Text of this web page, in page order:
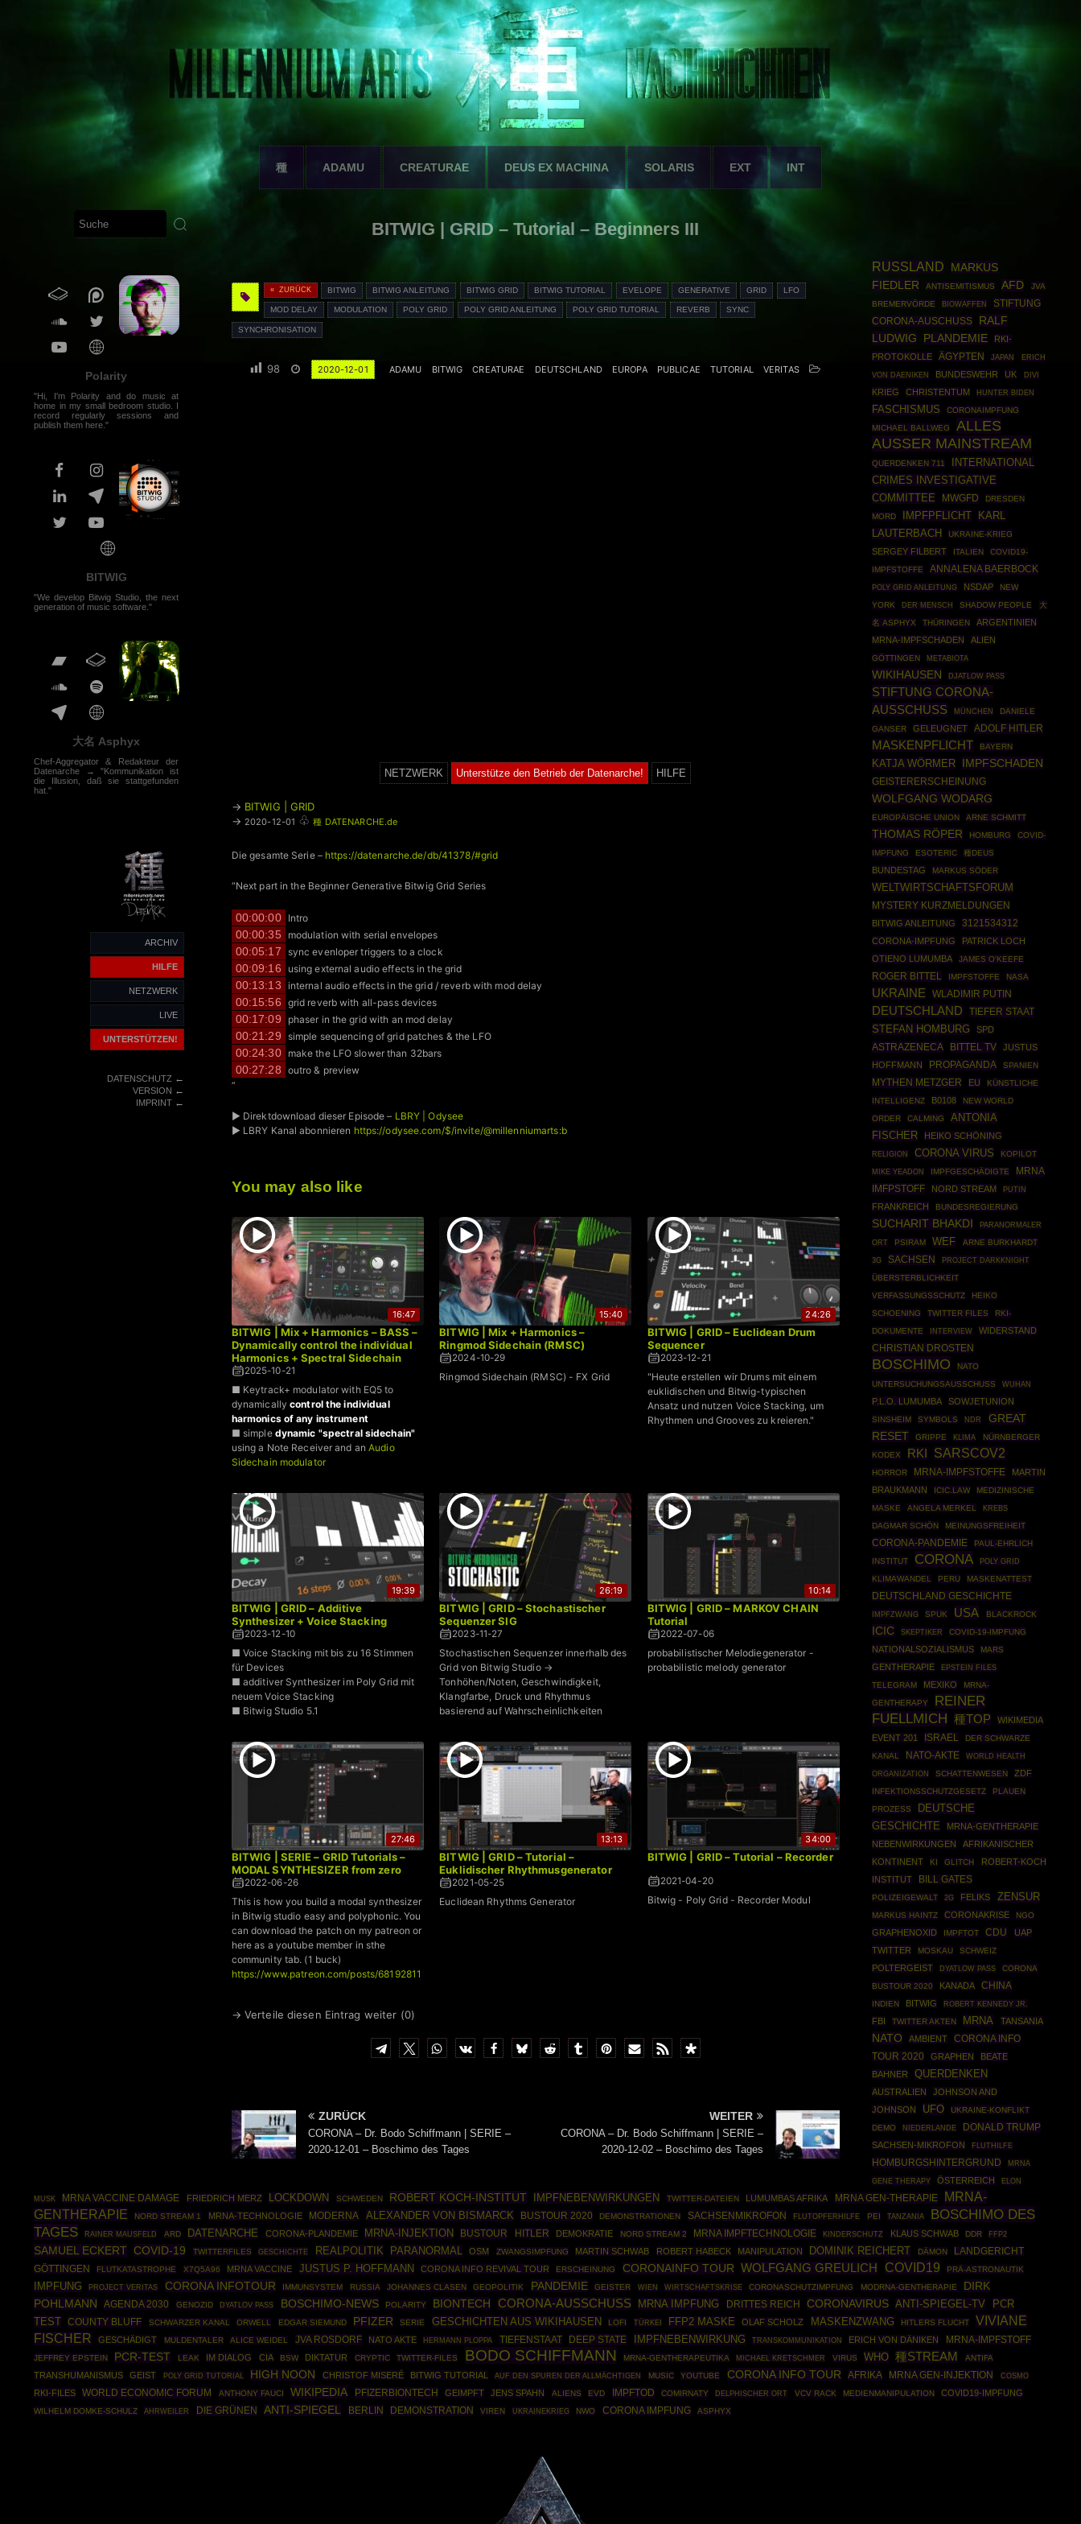
種 ADAMU CREATURAE DEUS EX MACHINA SOLARIS EXT INT
Polarity
"Hi, I'm Polarity and do music at
home in my small bedroom studio. I
record regularly sessions and
publish them here."
BITWIG
"We develop Bitwig Studio, the next
generation of music software."
大名 Asphyx
Chef-Aggregator & Redakteur der
Datenarche → "Kommunikation ist
die Illusion, daß sie stattgefunden
hat."
ARCHIV
HILFE
NETZWERK
LIVE
UNTERSTÜTZEN!
DATENSCHUTZ←
VERSION ←
IMPRINT←
BITWIG | GRID – Tutorial – Beginners III
« ZURÜCK BITWIG BITWIG ANLEITUNG BITWIG GRID BITWIG TUTORIAL EVELOPE GENERATIVE GRID LFO
MOD DELAY MODULATION POLY GRID POLY GRID ANLEITUNG POLY GRID TUTORIAL REVERB SYNC
SYNCHRONISATION
98 2020-12-01 ADAMU BITWIG CREATURAE DEUTSCHLAND EUROPA PUBLICAE TUTORIAL VERITAS
NETZWERK Unterstütze den Betrieb der Datenarche! HILFE
→ BITWIG | GRID
→ 2020-12-01 ♧ 種 DATENARCHE.de
Die gesamte Serie – https://datenarche.de/db/41378/#grid
“Next part in the Beginner Generative Bitwig Grid Series
00:00:00 Intro
00:00:35 modulation with serial envelopes
00:05:17 sync evenloper triggers to a clock
00:09:16 using external audio effects in the grid
00:13:13 internal audio effects in the grid / reverb with mod delay
00:15:56 grid reverb with all-pass devices
00:17:09 phaser in the grid with an mod delay
00:21:29 simple sequencing of grid patches & the LFO
00:24:30 make the LFO slower than 32bars
00:27:28 outro & preview
”
► Direktdownload dieser Episode – LBRY | Odysee
► LBRY Kanal abonnieren https://odysee.com/$/invite/@millenniumarts:b
You may also like
16:47
BITWIG | Mix + Harmonics – BASS –
Dynamically control the individual
Harmonics + Spectral Sidechain
2025-10-21
■ Keytrack+ modulator with EQ5 to
dynamicallycontrol the individual
harmonics of any instrument
■ simple dynamic "spectral sidechain"
using a Note Receiver and anAudio
Sidechain modulator
15:40
BITWIG | Mix + Harmonics –
Ringmod Sidechain (RMSC)
2024-10-29
Ringmod Sidechain (RMSC) - FX Grid
24:26
BITWIG | GRID – Euclidean Drum
Sequencer
2023-12-21
"Heute erstellen wir Drums mit einem
euklidischen und Bitwig-typischen
Ansatz und nutzen Voice Stacking, um
Rhythmen und Grooves zu kreieren."
19:39
BITWIG | GRID – Additive
Synthesizer + Voice Stacking
2023-12-10
■ Voice Stacking mit bis zu 16 Stimmen
für Devices
■ additiver Synthesizer im Poly Grid mit
neuem Voice Stacking
■ Bitwig Studio 5.1
26:19
BITWIG | GRID – Stochastischer
Sequenzer SIG
2023-11-27
Stochastischen Sequenzer innerhalb des
Grid von Bitwig Studio →
Tonhöhen/Noten, Geschwindigkeit,
Klangfarbe, Druck und Rhythmus
basierend auf Wahrscheinlichkeiten
10:14
BITWIG | GRID – MARKOV CHAIN
Tutorial
2022-07-06
probabilistischer Melodiegenerator -
probabilistic melody generator
27:46
BITWIG | SERIE – GRID Tutorials –
MODAL SYNTHESIZER from zero
2022-06-26
This is how you build a modal synthesizer
in Bitwig studio easy and polyphonic. You
can download the patch on my patreon or
here as a youtube member in sthe
community tab. (1 buck)
https://www.patreon.com/posts/68192811
13:13
BITWIG | GRID – Tutorial –
Euklidischer Rhythmusgenerator
2021-05-25
Euclidean Rhythms Generator
34:00
BITWIG | GRID – Tutorial – Recorder
2021-04-20
Bitwig - Poly Grid - Recorder Modul
→ Verteile diesen Eintrag weiter (0)
ZURÜCK
CORONA – Dr. Bodo Schiffmann | SERIE –
2020-12-01 – Boschimo des Tages
WEITER
CORONA – Dr. Bodo Schiffmann | SERIE –
2020-12-02 – Boschimo des Tages
RUSSLAND
MARKUS
FIEDLER
ANTISEMITISMUS AFD
JVA
BREMERVÖRDE
BIOWAFFEN
STIFTUNG
CORONA-AUSCHUSS
RALF
LUDWIG
PLANDEMIE
RKI-
PROTOKOLLE
ÄGYPTEN JAPAN ERICH
VON DAENIKEN BUNDESWEHR UK DIVI
KRIEG CHRISTENTUM HUNTER BIDEN
FASCHISMUS
CORONAIMPFUNG
MICHAEL BALLWEG
ALLES
AUSSER MAINSTREAM
QUERDENKEN 711
INTERNATIONAL
CRIMES INVESTIGATIVE
COMMITTEE
MWGFD
DRESDEN
MORD
IMPFPFLICHT
KARL
LAUTERBACH
UKRAINE-KRIEG
SERGEY FILBERT ITALIEN
COVID19-
IMPFSTOFFE
ANNALENA BAERBOCK
POLY GRID ANLEITUNG NSDAP
NEW
YORK
DER MENSCH SHADOW PEOPLE
大
名 ASPHYX
THÜRINGEN
ARGENTINIEN
MRNA-IMPFSCHADEN
ALIEN
GÖTTINGEN METABIOTA
WIKIHAUSEN DJATLOW PASS
STIFTUNG CORONA-
AUSSCHUSS
MÜNCHEN
DANIELE
GANSER
GELEUGNET ADOLF HITLER
MASKENPFLICHT BAYERN
KATJA WÖRMER IMPFSCHADEN
GEISTERERSCHEINUNG
WOLFGANG WODARG
EUROPÄISCHE UNION ARNE SCHMITT
THOMAS RÖPER HOMBURG
COVID-
IMPFUNG
ESOTERIC 種DEUS
BUNDESTAG MARKUS SÖDER
WELTWIRTSCHAFTSFORUM
MYSTERY KURZMELDUNGEN
BITWIG ANLEITUNG
3121534312
CORONA-IMPFUNG
PATRICK LOCH
OTIENO LUMUMBA
JAMES O'KEEFE
ROGER BITTEL IMPFSTOFFE NASA
UKRAINE WLADIMIR PUTIN
DEUTSCHLAND TIEFER STAAT
STEFAN HOMBURG SPD
ASTRAZENECA BITTEL TV
JUSTUS
HOFFMANN
PROPAGANDA SPANIEN
MYTHEN METZGER EU
KÜNSTLICHE
INTELLIGENZ
B0108
NEW WORLD
ORDER
CALMING
ANTONIA
FISCHER
HEIKO SCHÖNING
RELIGION CORONA VIRUS KOPILOT
MIKE YEADON IMPFGESCHÄDIGTE
MRNA
IMFPSTOFF
NORD STREAM PUTIN
FRANKREICH BUNDESREGIERUNG
SUCHARIT BHAKDI PARANORMALER
ORT PSIRAM WEF ARNE BURKHARDT
3G SACHSEN
PROJECT DARKKNIGHT
ÜBERSTERBLICHKEIT
VERFASSUNGSSCHUTZ
HEIKO
SCHOENING
TWITTER FILES
RKI-
DOKUMENTE
INTERVIEW WIDERSTAND
CHRISTIAN DROSTEN
BOSCHIMO
NATO
UNTERSUCHUNGSAUSSCHUSS
WUHAN
P.L.O. LUMUMBA SOWJETUNION
SINSHEIM SYMBOLS NDR
GREAT
RESET
GRIPPE KLIMA
NÜRNBERGER
KODEX
RKI SARSCOV2
HORROR MRNA-IMPFSTOFFE
MARTIN
BRAUKMANN
ICIC.LAW
MEDIZINISCHE
MASKE
ANGELA MERKEL KREBS
DAGMAR SCHÖN MEINUNGSFREIHEIT
CORONA-PANDEMIE
PAUL-EHRLICH
INSTITUT
CORONA
POLY GRID
KLIMAWANDEL
PERU MASKENATTEST
DEUTSCHLAND GESCHICHTE
IMPFZWANG SPUK USA BLACKROCK
ICIC SKEPTIKER COVID-19-IMPFUNG
NATIONALSOZIALISMUS MARS
GENTHERAPIE
EPSTEIN FILES
TELEGRAM
MEXIKO
MRNA-
GENTHERAPY
REINER
FUELLMICH 種TOP
WIKIMEDIA
EVENT 201
ISRAEL
DER SCHWARZE
KANAL
NATO-AKTE
WORLD HEALTH
ORGANIZATION
SCHATTENWESEN ZDF
INFEKTIONSSCHUTZGESETZ
PLAUEN
PROZESS
DEUTSCHE
GESCHICHTE
MRNA-GENTHERAPIE
NEBENWIRKUNGEN
AFRIKANISCHER
KONTINENT
KI GLITCH
ROBERT-KOCH
INSTITUT
BILL GATES
POLIZEIGEWALT 2G FELIKS ZENSUR
MARKUS HAINTZ CORONAKRISE NGO
GRAPHENOXID IMPFTOT CDU
UAP
TWITTER
MOSKAU SCHWEIZ
POLTERGEIST DYATLOW PASS
CORONA
BUSTOUR 2020
KANADA CHINA
INDIEN BITWIG ROBERT KENNEDY JR.
FBI TWITTER AKTEN MRNA TANSANIA
NATO AMBIENT
CORONA INFO
TOUR 2020
GRAPHEN
BEATE
BAHNER
QUERDENKEN
AUSTRALIEN
JOHNSON AND
JOHNSON
UFO
UKRAINE-KONFLIKT
DEMO
NIEDERLANDE DONALD TRUMP
SACHSEN-MIKROFON FLUTHILFE
HOMBURGSHINTERGRUND
MRNA
GENE THERAPY
ÖSTERREICH ELON
MUSK MRNA VACCINE DAMAGE FRIEDRICH MERZ LOCKDOWN SCHWEDEN ROBERT KOCH-INSTITUT IMPFNEBENWIRKUNGEN TWITTER-DATEIEN LUMUMBAS AFRIKA MRNA GEN-THERAPIE
MRNA-
GENTHERAPIE
NORD STREAM 1 MRNA-TECHNOLOGIE MODERNA ALEXANDER VON BISMARCK BUSTOUR 2020 DEMONSTRATIONEN SACHSENMIKROFON FLUTOPFERHILFE PEI TANZANIA
BOSCHIMO DES
TAGES
RAINER MAUSFELD ARD DATENARCHE CORONA-PLANDEMIE MRNA-INJEKTION BUSTOUR HITLER DEMOKRATIE NORD STREAM 2 MRNA IMPFTECHNOLOGIE KINDERSCHUTZ KLAUS SCHWAB DDR FFP2
SAMUEL ECKERT COVID-19 TWITTERFILES GESCHICHTE REALPOLITIK PARANORMAL OSM ZWANGSIMPFUNG MARTIN SCHWAB ROBERT HABECK MANIPULATION DOMINIK REICHERT DÄMON
LANDGERICHT
GÖTTINGEN
FLUTKATASTROPHE X7Q5A96 MRNA VACCINE JUSTUS P. HOFFMANN CORONA INFO REVIVAL TOUR ERSCHEINUNG CORONAINFO TOUR WOLFGANG GREULICH COVID19 PRÄ-ASTRONAUTIK
IMPFUNG PROJECT VERITAS CORONA INFOTOUR IMMUNSYSTEM RUSSIA JOHANNES CLASEN GEOPOLITIK PANDEMIE GEISTER WIEN WIRTSCHAFTSKRISE CORONASCHUTZIMPFUNG MODRNA-GENTHERAPIE
DIRK
POHLMANN
AGENDA 2030 GENOZID DYATLOV PASS BOSCHIMO-NEWS POLARITY BIONTECH CORONA-AUSSCHUSS MRNA IMPFUNG DRITTES REICH CORONAVIRUS ANTI-SPIEGEL-TV
PCR
TEST COUNTY BLUFF SCHWARZER KANAL ORWELL EDGAR SIEMUND PFIZER SERIE GESCHICHTEN AUS WIKIHAUSEN LOFI TÜRKEI FFP2 MASKE OLAF SCHOLZ MASKENZWANG HITLERS FLUCHT
VIVIANE
FISCHER
GESCHÄDIGT MULDENTALER ALICE WEIDEL JVA ROSDORF NATO AKTE HERMANN PLOPPA TIEFENSTAAT DEEP STATE IMPFNEBENWIRKUNG TRANSKOMMUNIKATION ERICH VON DÄNIKEN MRNA-IMPFSTOFF
JEFFREY EPSTEIN PCR-TEST LEAK IM DIALOG CIA BSW DIKTATUR CRYPTIC TWITTER-FILES BODO SCHIFFMANN MRNA-GENTHERAPEUTIKA MICHAEL KRETSCHMER VIRUS WHO 種STREAM ANTIFA
TRANSHUMANISMUS GEIST POLY GRID TUTORIAL HIGH NOON CHRISTOF MISERÉ BITWIG TUTORIAL AUF DEN SPUREN DER ALLMÄCHTIGEN MUSIC YOUTUBE CORONA INFO TOUR AFRIKA MRNA GEN-INJEKTION COSMO
RKI-FILES WORLD ECONOMIC FORUM ANTHONY FAUCI WIKIPEDIA PFIZERBIONTECH GEIMPFT JENS SPAHN ALIENS EVD IMPFTOD COMIRNATY DELPHISCHER ORT VCV RACK MEDIENMANIPULATION COVID19-IMPFUNG
WILHELM DOMKE-SCHULZ AHRWEILER DIE GRÜNEN ANTI-SPIEGEL BERLIN DEMONSTRATION VIREN UKRAINEKRIEG NWO CORONA IMPFUNG ASPHYX